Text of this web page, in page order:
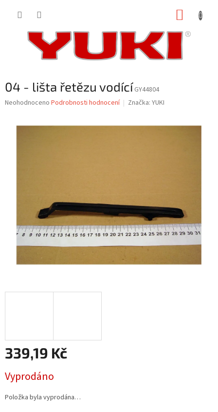
04 - lišta řetězu vodící GY44804
Průměrné
Neohodnoceno Podrobnosti hodnocení Značka: YUKI
339,19 Kč
cena:
Vyprodáno
Položka byla vyprodána…